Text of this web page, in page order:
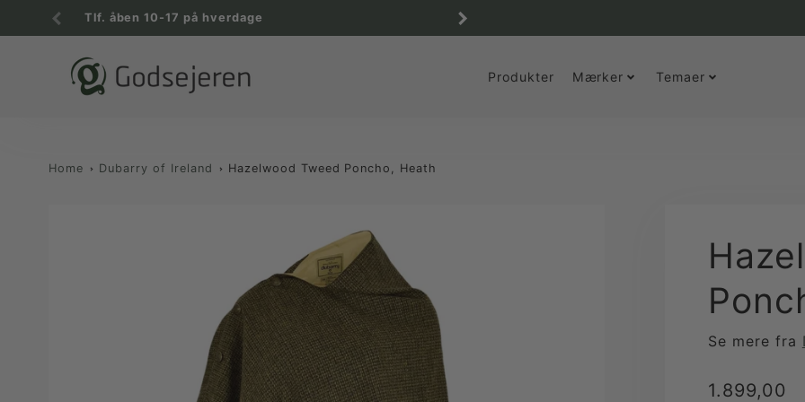
Tlf. åben 10-17 på hverdage Butik åben fredag 12 til 18
Produkter Mærker Temaer
Home Dubarry of Ireland Hazelwood Tweed Poncho, Heath
Se mere fra
Translation
1.899,00